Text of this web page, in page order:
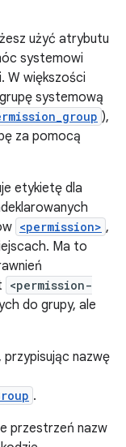
użyć atrybutu
systemowi
W większości
systemową
),
za pomocą
etykietę dla
<permission> ,
Ma to
<permission-
do grupy, ale
przypisując nazwę
.
przestrzeń nazw